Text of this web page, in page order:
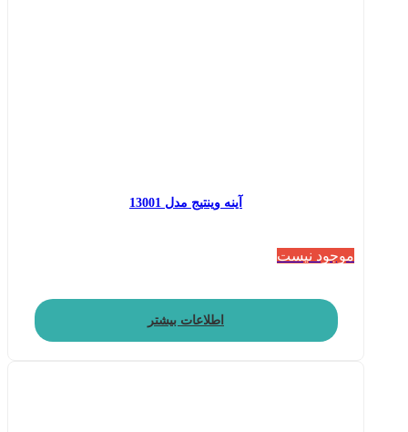
آینه وینتیج مدل 13001
موجود نیست
اطلاعات بیشتر